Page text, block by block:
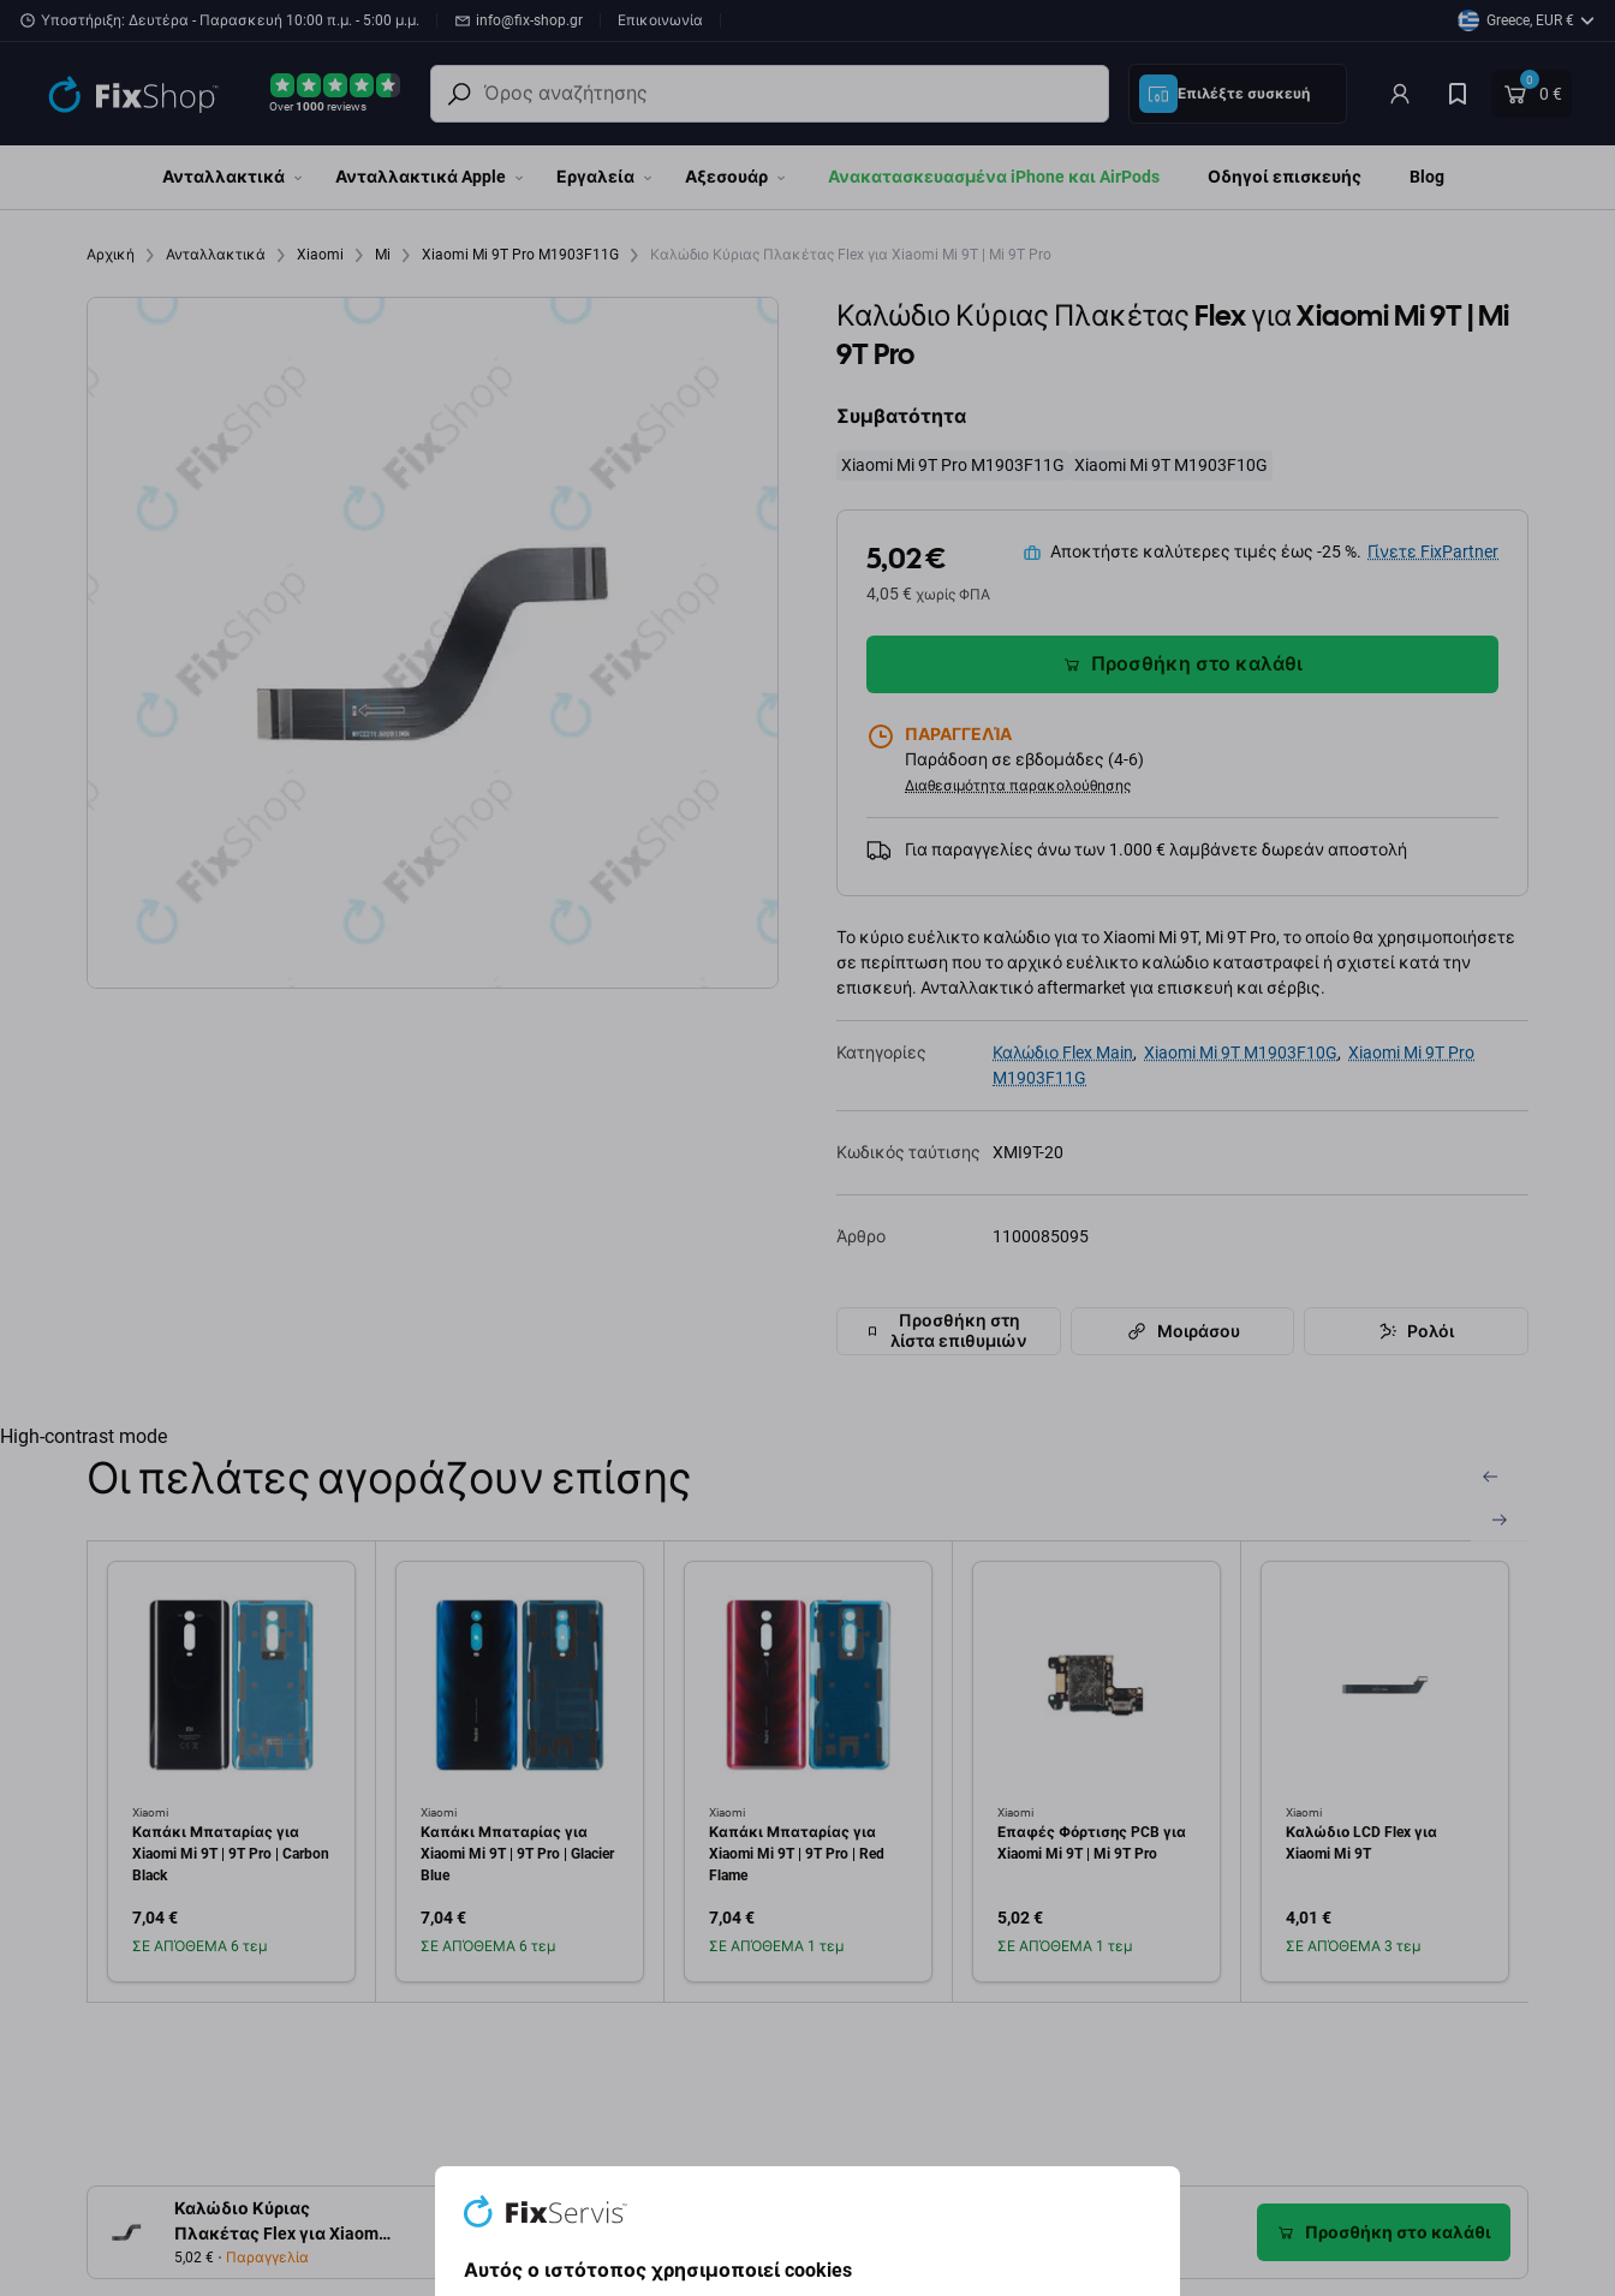
Παράβλεψη στο κύριο περιεχόμενο
Υποστήριξη: Δευτέρα - Παρασκευή 10:00 π.μ. - 5:00 μ.μ. info@fix-shop.gr Επικοινωνία Greece, EUR €
Over1000reviews
Επιλέξτε συσκευή
0
0 €
Ανταλλακτικά Ανταλλακτικά Apple Εργαλεία Αξεσουάρ Ανακατασκευασμένα iPhone και AirPods Οδηγοί επισκευής Blog
Αρχική Ανταλλακτικά Xiaomi Mi Xiaomi Mi 9T Pro M1903F11G Καλώδιο Κύριας Πλακέτας Flex για Xiaomi Mi 9T | Mi 9T Pro
Καλώδιο Κύριας Πλακέτας Flex για Xiaomi Mi 9T | Mi
9T Pro
Συμβατότητα
Xiaomi Mi 9T Pro M1903F11G Xiaomi Mi 9T M1903F10G
5,02 €
4,05 € χωρίς ΦΠΑ
Αποκτήστε καλύτερες τιμές έως -25 %. Γίνετε FixPartner
Προσθήκη στο καλάθι
ΠΑΡΑΓΓΕΛΊΑ
Παράδοση σε εβδομάδες (4-6)
Διαθεσιμότητα παρακολούθησης
Για παραγγελίες άνω των 1.000 € λαμβάνετε δωρεάν αποστολή
Το κύριο ευέλικτο καλώδιο για το Xiaomi Mi 9T, Mi 9T Pro, το οποίο θα χρησιμοποιήσετε
σε περίπτωση που το αρχικό ευέλικτο καλώδιο καταστραφεί ή σχιστεί κατά την
επισκευή. Ανταλλακτικό aftermarket για επισκευή και σέρβις.
Κατηγορίες Καλώδιο Flex Main, Xiaomi Mi 9T M1903F10G, Xiaomi Mi 9T Pro
M1903F11G
Κωδικός ταύτισης XMI9T-20
Άρθρο 1100085095
Προσθήκη στη
λίστα επιθυμιών
Μοιράσου Ρολόι
High-contrast mode
Οι πελάτες αγοράζουν επίσης
Xiaomi
Καπάκι Μπαταρίας για
Xiaomi Mi 9T | 9T Pro | Carbon
Black
7,04 €
ΣΕ ΑΠΌΘΕΜΑ 6 τεμ
Xiaomi
Καπάκι Μπαταρίας για
Xiaomi Mi 9T | 9T Pro | Glacier
Blue
7,04 €
ΣΕ ΑΠΌΘΕΜΑ 6 τεμ
Xiaomi
Καπάκι Μπαταρίας για
Xiaomi Mi 9T | 9T Pro | Red
Flame
7,04 €
ΣΕ ΑΠΌΘΕΜΑ 1 τεμ
Xiaomi
Επαφές Φόρτισης PCB για
Xiaomi Mi 9T | Mi 9T Pro
5,02 €
ΣΕ ΑΠΌΘΕΜΑ 1 τεμ
Xiaomi
Καλώδιο LCD Flex για
Xiaomi Mi 9T
4,01 €
ΣΕ ΑΠΌΘΕΜΑ 3 τεμ
Καλώδιο Κύριας
Πλακέτας Flex για Xiaomi
Mi 9T | Mi 9T Pro
5,02 € Παραγγελία
Περιγραφή και προδιαγραφές Προσθήκη στο καλάθι
Αυτός ο ιστότοπος χρησιμοποιεί cookies